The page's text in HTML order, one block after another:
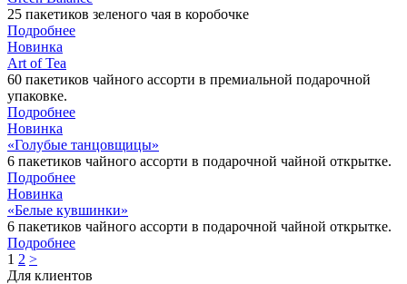
25 пакетиков зеленого чая в коробочке
Подробнее
Новинка
Art of Tea
60 пакетиков чайного ассорти в премиальной подарочной
упаковке.
Подробнее
Новинка
«Голубые танцовщицы»
6 пакетиков чайного ассорти в подарочной чайной открытке.
Подробнее
Новинка
«Белые кувшинки»
6 пакетиков чайного ассорти в подарочной чайной открытке.
Подробнее
1 2 >
Для клиентов